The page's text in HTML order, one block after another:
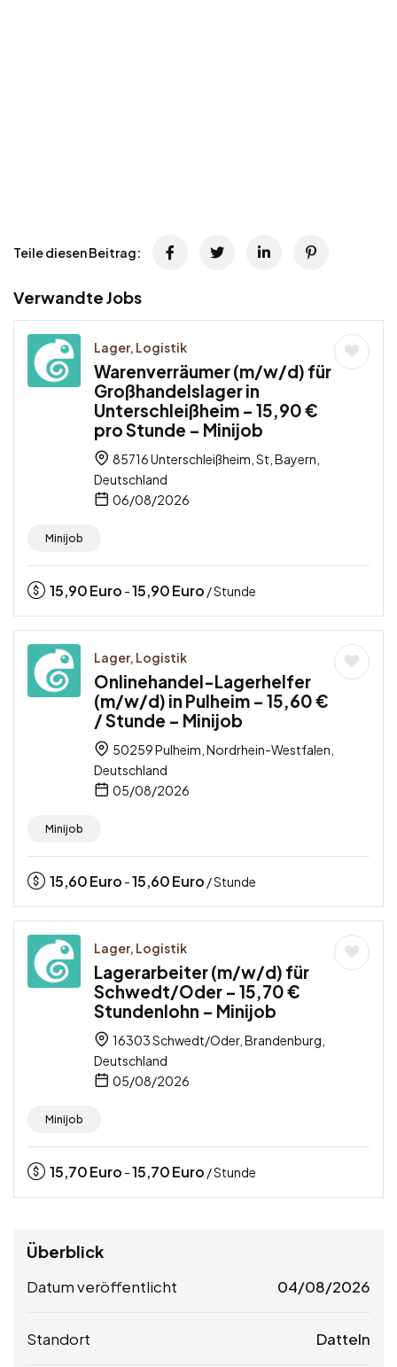
Teile diesen Beitrag:
Verwandte Jobs
Lager, Logistik
Warenverräumer (m/w/d) für
Großhandelslager in
Unterschleißheim – 15,90 €
pro Stunde – Minijob
85716 Unterschleißheim, St, Bayern,
Deutschland
06/08/2026
Minijob
15,90Euro -15,90Euro / Stunde
Lager, Logistik
Onlinehandel-Lagerhelfer
(m/w/d) in Pulheim – 15,60 €
/ Stunde – Minijob
50259 Pulheim, Nordrhein-Westfalen,
Deutschland
05/08/2026
Minijob
15,60Euro -15,60Euro / Stunde
Lager, Logistik
Lagerarbeiter (m/w/d) für
Schwedt/Oder – 15,70 €
Stundenlohn – Minijob
16303 Schwedt/Oder, Brandenburg,
Deutschland
05/08/2026
Minijob
15,70Euro -15,70Euro / Stunde
Überblick
Datum veröffentlicht 04/08/2026
Standort Datteln